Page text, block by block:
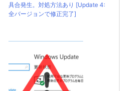
具合発生。対処方法あり [Update 4:
全バージョンで修正完了]